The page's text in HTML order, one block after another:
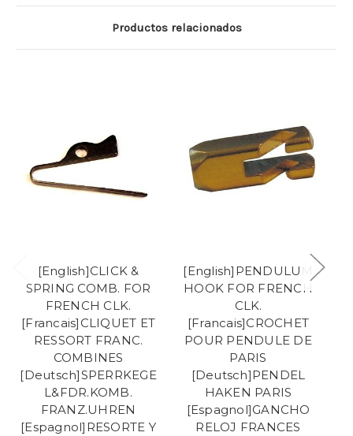
Productos relacionados
[English]CLICK &
SPRING COMB. FOR
FRENCH CLK.
[Francais]CLIQUET ET
RESSORT FRANC.
COMBINES
[Deutsch]SPERRKEGE
L&FDR.KOMB.
FRANZ.UHREN
[Espagnol]RESORTE Y
[English]PENDULUM
HOOK FOR FRENCH
CLK.
[Francais]CROCHET
POUR PENDULE DE
PARIS
[Deutsch]PENDEL
HAKEN PARIS
[Espagnol]GANCHO
RELOJ FRANCES